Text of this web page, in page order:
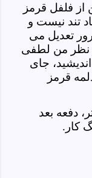
فلفل قرمز
تند نیست و
تعدیل می
نظر من لطفی
جای
قرمز
دفعه بعد
کار.